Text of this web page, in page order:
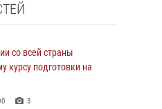
со всей страны
курсу подготовки на
3